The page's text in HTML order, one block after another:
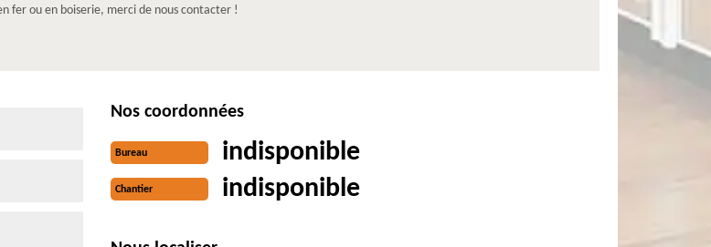
fer ou en boiserie, merci de nous contacter !
Nos coordonnées
Bureau indisponible
Chantier indisponible